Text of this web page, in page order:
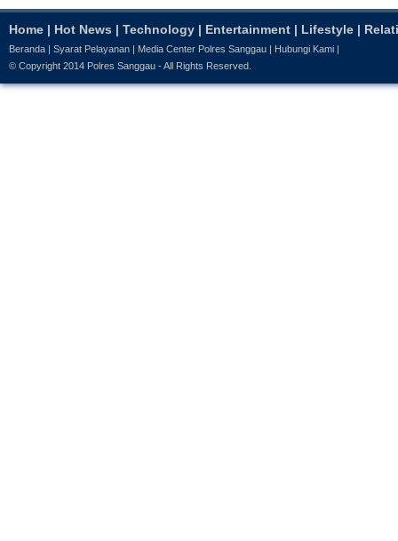
Home | Hot News | Technology | Entertainment | Lifestyle |
Beranda Syarat Pelayanan Media Center Polres Sanggau Hubungi Kami
© Copyright 2014 Polres Sanggau - All Rights Reserved.